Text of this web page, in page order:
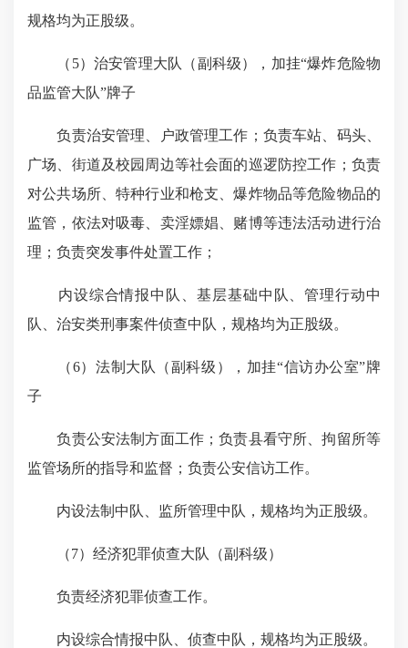
规格均为正股级。
（ 5）治安管理大队（副科级），加挂“爆炸危险物
品监管大队”牌子
负责治安管理、户政管理工作；负责车站、码头、
广场、街道及校园周边等社会面的巡逻防控工作；负责
对公共场所、特种行业和枪支、爆炸物品等危险物品的
监管，依法对吸毒、卖淫嫖娼、赌博等违法活动进行治
理；负责突发事件处置工作；
内设综合情报中队、基层基础中队、管理行动中
队、治安类刑事案件侦查中队，规格均为正股级。
（6）法制大队（副科级），加挂“信访办公室”牌
子
负责公安法制方面工作；负责县看守所、拘留所等
监管场所的指导和监督；负责公安信访工作。
内设法制中队、监所管理中队，规格均为正股级。
（7）经济犯罪侦查大队（副科级）
负责经济犯罪侦查工作。
内设综合情报中队、侦查中队，规格均为正股级。